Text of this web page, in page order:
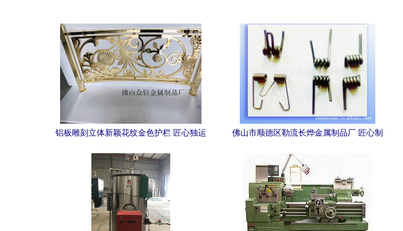
铝板雕刻立体新颖花纹金色护栏 匠心独运
佛山市顺德区勒流长烨金属制品厂 匠心制